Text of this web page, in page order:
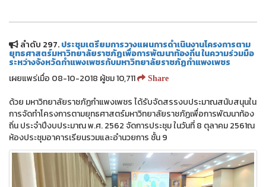
ลำดับ 297.ประชุมเตรียมการวางแผนการดำเนินงานโครงการตาม
ยุทธศาสตร์มหาวิทยาลัยราชภัฏเพื่อการพัฒนาท้องถิ่น ในความร่วมมือ
ระหว่างจังหวัดกำแพงเพชรกับมหาวิทยาลัยราชภัฏกำแพงเพชร
เผยแพร่เมื่อ 08-10-2018 ผู้ชม 10,711
Share
ด้วย มหาวิทยาลัยราชภัฏกำแพงเพชร ได้รับจัดสรรงบประมาณสนับสนุนใน
การจัดทำโครงการตามยุทธศาสตร์มหาวิทยาลัยราชภัฏเพื่อการพัฒนาท้อง
ถิ่น ประจำปีงบประมาณ พ.ศ. 2562 จัดการประชุม ในวันที่ 8 ตุลาคม 2561ณ
ห้องประชุมอาคารเรียนรวมและอำนวยการ ชั้น 9